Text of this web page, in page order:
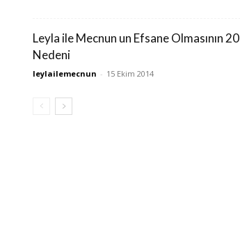
Leyla ile Mecnun un Efsane Olmasının 20
Nedeni
leylailemecnun - 15 Ekim 2014